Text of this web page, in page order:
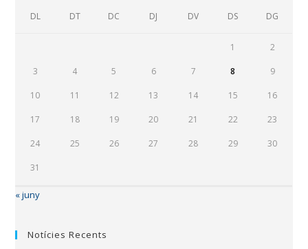
DL DT DC DJ DV DS DG
1 2
3 4 5 6 7 8 9
10 11 12 13 14 15 16
17 18 19 20 21 22 23
24 25 26 27 28 29 30
31
« juny
Notícies Recents